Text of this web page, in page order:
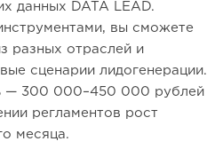
данных DATA LEAD.
вы сможете
разных отраслей и
сценарии лидогенерации.
— 300 000–450 000 рублей
регламентов рост
месяца.